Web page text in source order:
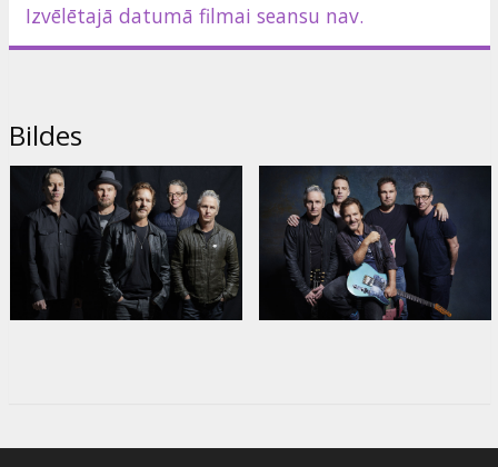
Izvēlētajā datumā filmai seansu nav.
Bildes